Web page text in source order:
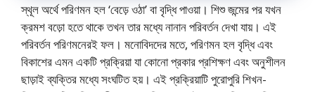
স্থূল অর্থে পরিণমন হল ‘বেড়ে ওঠা’ বা বৃদ্ধি পাওয়া। শিশু জন্মের পর যখন
ক্রমশ বড়াে হতে থাকে তখন তার মধ্যে নানান পরিবর্তন দেখা যায়। এই
পরিবর্তন পরিণমনেরই ফল। মনােবিদদের মতে, পরিণমন হল বৃদ্ধি এবং
বিকাশের এমন একটি প্রক্রিয়া যা কোনাে প্রকার প্রশিক্ষণ এবং অনুশীলন
ছাড়াই ব্যক্তির মধ্যে সংঘটিত হয়। এই প্রক্রিয়াটি পুরোপুরি শিখন-